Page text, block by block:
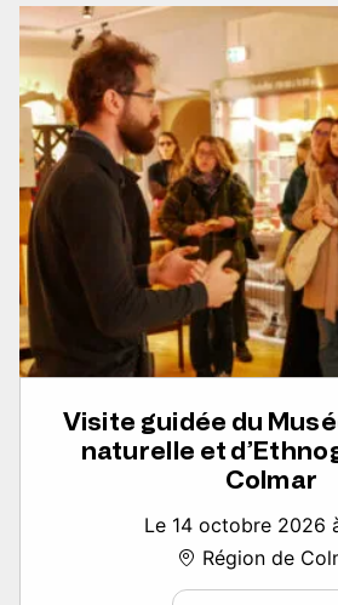
Visite guidée du
naturelle et
Colmar
Le 14 octobre 2026
Région de